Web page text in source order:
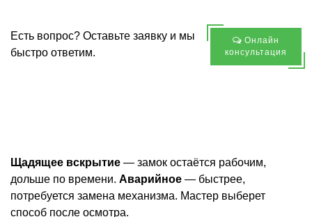
Есть вопрос? Оставьте заявку и мы
быстро ответим.
Онлайн
консультация
Щадящее вскрытие — замок остаётся рабочим,
дольше по времени. Аварийное — быстрее,
потребуется замена механизма. Мастер выберет
способ после осмотра.